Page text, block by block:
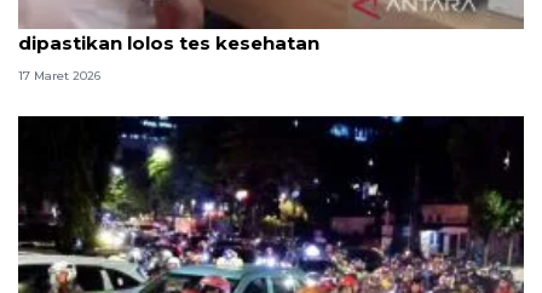
Sopir bus bawa pemudik di Pulo Gebang
dipastikan lolos tes kesehatan
17 Maret 2026